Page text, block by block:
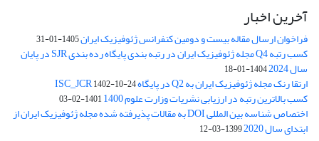
آخرین اخبار
فراخوان ارسال مقاله بیست و دومین کنفرانس ژئوفیزیک ایران1405-01-31
کسب رتبه Q4 مجله ژئوفیزیک ایران در رتبه بندی پایگاه رده بندی SJR در پایان
سال 2024 1404-01-18
ارتقا رنک مجله ژئوفیزیک ایران به Q2 در پایگاه ISC_JCR 1402-10-24
کسب بالاترین رتبه در ارزیابی نشریات وزارت علوم 1400 1401-02-03
اختصاص شناسه بین المللی DOI به مقالات پذیرفته شده مجله ژئوفیزیک ایران از
ابتدای سال 2020 1399-03-12